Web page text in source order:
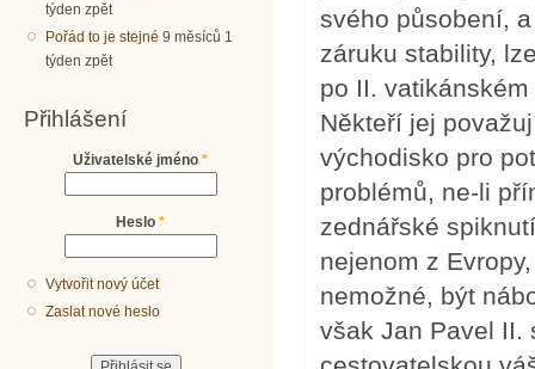
týden zpět
Pořád to je stejné 9 měsíců 1
týden zpět
Přihlášení
Uživatelské jméno *
Heslo *
Vytvořit nový účet
Zaslat nové heslo
svého působení,
záruku stability,
po II.
Někteří jej
východisko pro
problémů, ne-li
zednářské
nejenom z
nemožné, být
však Jan Pavel II.